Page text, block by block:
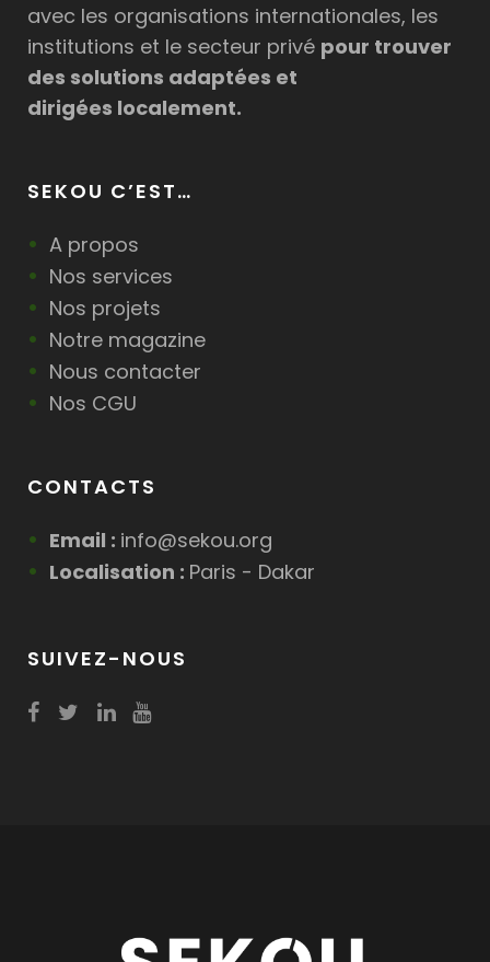
avec les organisations internationales, les
institutions et le secteur privé pour trouver
des solutions adaptées et
dirigées localement.
SEKOU C’EST…
A propos
Nos services
Nos projets
Notre magazine
Nous contacter
Nos CGU
CONTACTS
Email : info@sekou.org
Localisation : Paris - Dakar
SUIVEZ-NOUS